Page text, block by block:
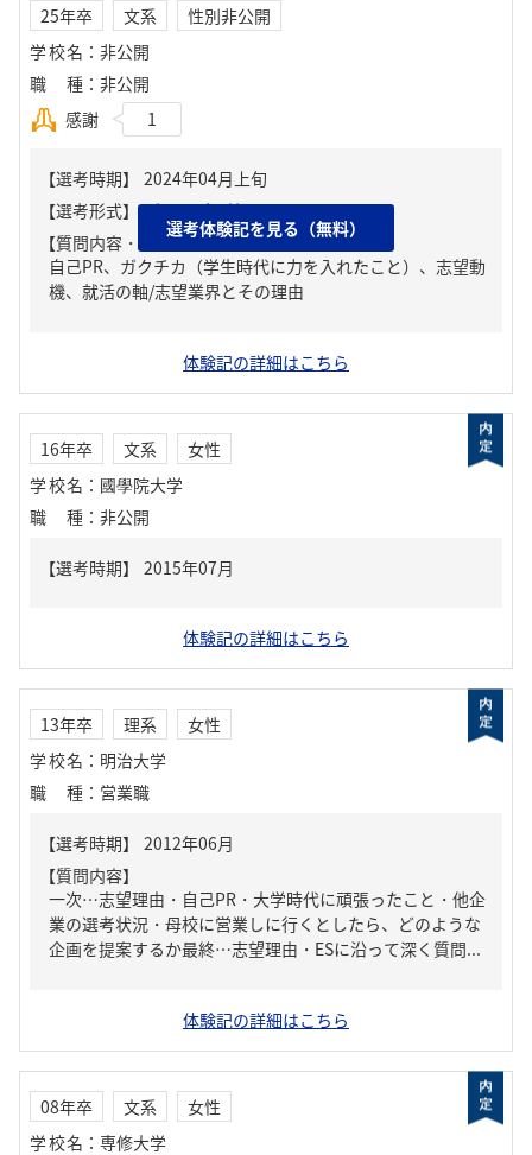
25年卒 文系
性別非公開
学校名 ： 非公開
職種 ： 非公開
感謝
1
【質問内容・課題】
自己PR、ガクチカ（学生時代に力を入れたこと）、志望動
機、就活の軸/志望業界とその理由
選考体験記を見る（無料）
体験記の詳細はこちら
16年卒 文系
女性
学校名 ： 國學院大学
職種 ： 非公開
体験記の詳細はこちら
13年卒 理系
女性
学校名 ： 明治大学
職種 ： 営業職
【質問内容】
一次…志望理由・自己PR・大学時代に頑張ったこと・他企
業の選考状況・母校に営業しに行くとしたら、どのような
企画を提案するか最終…志望理由・ESに沿って深く質問...
体験記の詳細はこちら
08年卒 文系
女性
学校名 ： 専修大学